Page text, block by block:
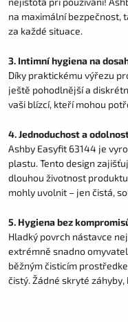
na maximální bezpečnost,
za každé situace.
3. Intimní hygiena na
Díky praktickému výřezu
ještě pohodlnější a
vaši blízcí, kteří mohou
4. Jednoduchost a
Ashby Easyfit 63144 je
plastu. Tento design
dlouhou životnost
mohly uvolnit – jen čistá,
5. Hygiena bez
Hladký povrch nástavce
extrémně snadno
běžným čisticím
čistý. Žádné skryté